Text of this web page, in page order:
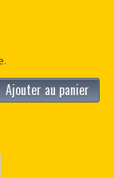
Ajouter au panier